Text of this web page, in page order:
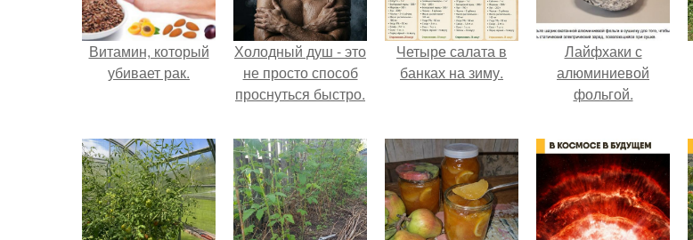
Витамин, который
убивает рак.
Холодный душ - это
не просто способ
проснуться быстро.
Четыре салата в
банках на зиму.
Лайфхаки с
алюминиевой
фольгой.